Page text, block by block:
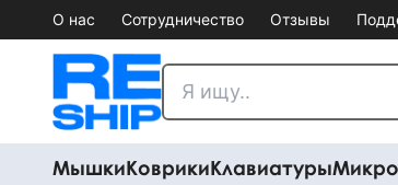
О нас Сотрудничество Отзывы
МышкиКоврикиКлавиатуры